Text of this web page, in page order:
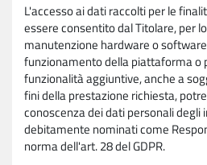
L'accesso ai dati raccolti per le
essere consentito dal Titolare, per
manutenzione hardware o
funzionamento della piattaforma o
funzionalità aggiuntive, anche a
fini della prestazione richiesta,
conoscenza dei dati personali
debitamente nominati come
norma dell'art. 28 del GDPR.